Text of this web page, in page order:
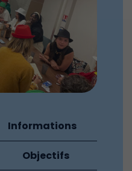
Informations
Objectifs